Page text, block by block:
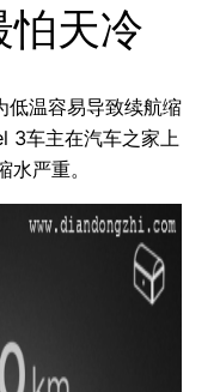
怕天冷
低温容易导致续航缩
3车主在汽车之家上
严重。